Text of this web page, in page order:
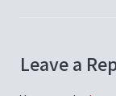
Leave a